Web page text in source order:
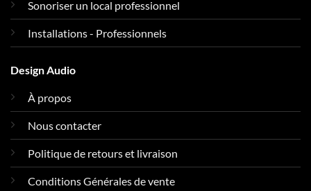
Sonoriser un local professionnel
Installations - Professionnels
Design Audio
À propos
Nous contacter
Politique de retours et livraison
Conditions Générales de vente